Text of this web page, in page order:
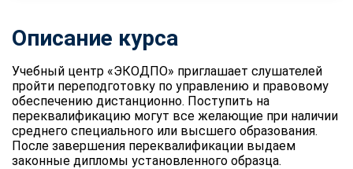
Описание курса
Учебный центр «ЭКОДПО» приглашает слушателей
пройти переподготовку по управлению и правовому
обеспечению дистанционно. Поступить на
переквалификацию могут все желающие при наличии
среднего специального или высшего образования.
После завершения переквалификации выдаем
законные дипломы установленного образца.